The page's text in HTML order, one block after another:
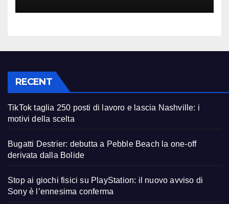
RECENT
TikTok taglia 250 posti di lavoro e lascia Nashville: i
motivi della scelta
Bugatti Destrier: debutta a Pebble Beach la one-off
derivata dalla Bolide
Stop ai giochi fisici su PlayStation: il nuovo avviso di
Sony è l’ennesima conferma